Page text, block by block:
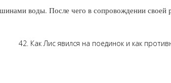
воды. После чего в сопровождении своей
42. Как Лис явился на поединок и как